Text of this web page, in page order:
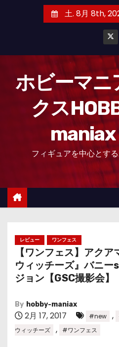
土. 8月 8th,
ホビーマニ
クス
maniax
フィギュアを中心とす
レビュー ワンフェス
【ワンフェス】アク
ウィッチーズ』バニ
ジョン【GSC撮影会】
By hobby-maniax
2月 17, 2017 #new ,
ウィッチーズ
, #ワンフェス